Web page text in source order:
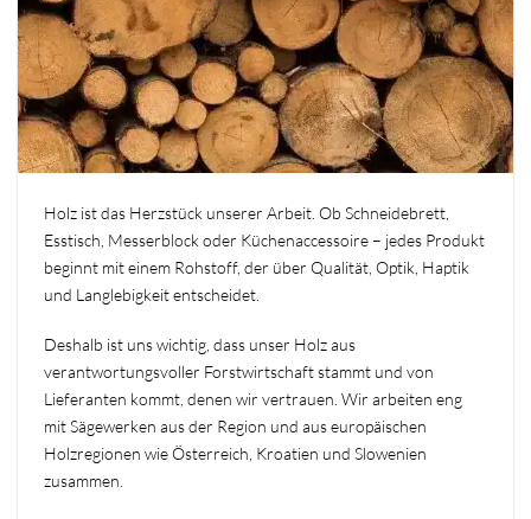
Holz ist das Herzstück unserer Arbeit. Ob Schneidebrett,
Esstisch, Messerblock oder Küchenaccessoire – jedes Produkt
beginnt mit einem Rohstoff, der über Qualität, Optik, Haptik
und Langlebigkeit entscheidet.
Deshalb ist uns wichtig, dass unser Holz aus
verantwortungsvoller Forstwirtschaft stammt und von
Lieferanten kommt, denen wir vertrauen. Wir arbeiten eng
mit Sägewerken aus der Region und aus europäischen
Holzregionen wie Österreich, Kroatien und Slowenien
zusammen.